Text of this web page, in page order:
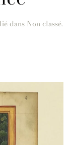
dans Non classé.